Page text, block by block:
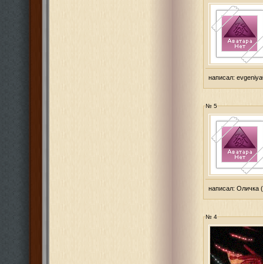
написал:
№ 5
написал: Оличка
№ 4